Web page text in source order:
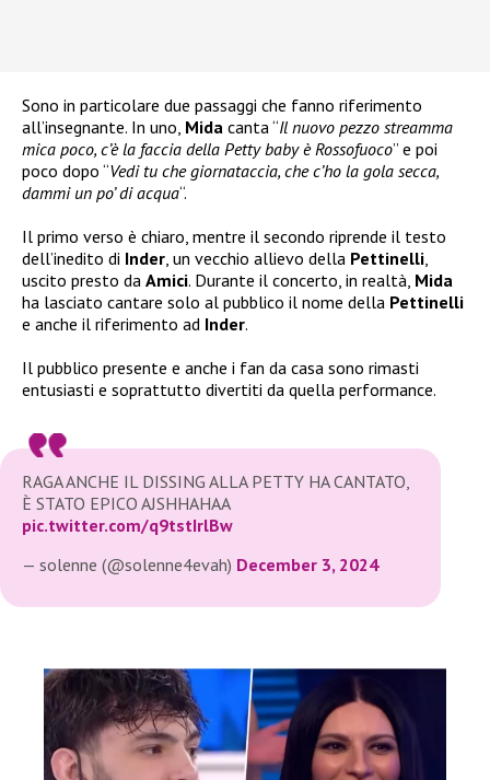
Sono in particolare due passaggi che fanno riferimento
all’insegnante. In uno, Mida canta “Il nuovo pezzo streamma
mica poco, c’è la faccia della Petty baby è Rossofuoco” e poi
poco dopo “Vedi tu che giornataccia, che c’ho la gola secca,
dammi un po’ di acqua“.
Il primo verso è chiaro, mentre il secondo riprende il testo
dell’inedito di Inder , un vecchio allievo della Pettinelli
uscito presto da Amici. Durante il concerto, in realtà, Mida
ha lasciato cantare solo al pubblico il nome della Pettinelli
e anche il riferimento ad Inder.
Il pubblico presente e anche i fan da casa sono rimasti
entusiasti e soprattutto divertiti da quella performance.
RAGA ANCHE IL DISSING ALLA PETTY HA CANTATO,
È STATO EPICO AJSHHAHAA
pic.twitter.com/q9tstIrlBw
— solenne (@solenne4evah) December 3, 2024